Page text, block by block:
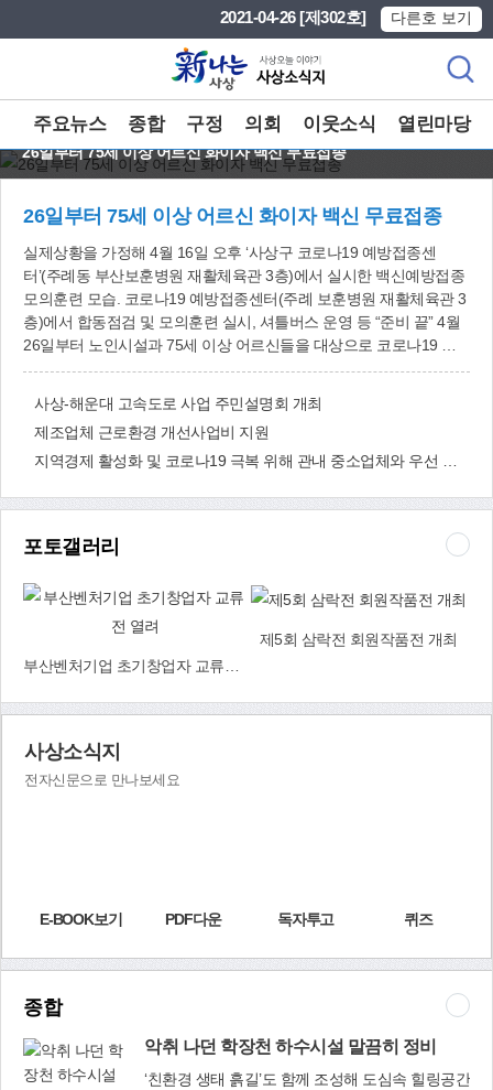
2021-04-26 [제302호] 다른호 보기
주요뉴스 종합 구정 의회 이웃소식 열린마당
26일부터 75세 이상 어르신 화이자 백신 무료접종
26일부터 75세 이상 어르신 화이자 백신 무료접종
실제상황을 가정해 4월 16일 오후 ‘사상구 코로나19 예방접종센
터’(주례동 부산보훈병원 재활체육관 3층)에서 실시한 백신예방접종
모의훈련 모습. 코로나19 예방접종센터(주례 보훈병원 재활체육관 3
층)에서 합동점검 및 모의훈련 실시, 셔틀버스 운영 등 “준비 끝” 4월
26일부터 노인시설과 75세 이상 어르신들을 대상으로 코로나19 백
신예방접종이 실시된다. 사상구는 부산 사상구 백양대로 420(주례
접종센터’에서 사전 동의한 노인시설 입소자와 75세 이상 어르신 등
1만800여명을 대상으로 코로나19 백신접종을 한다. 26일부터 8월까
지 월요일~금요일까지 매일 300~450명씩(백신 수급 사정에 따라 인
‘코로나19 예방접종센터’까지 왕복 운행하는 셔틀버스(25인승) 4~6
→예진표 작성/확인→예진·접종→접종 후 등록→이상반응 관찰(15분
상구는 4월 15일과 16일 이틀에 걸쳐 코로나19 예방접종센터에서 합
동점검 및 모의훈련을 실시했다. 한국전력공사, 한국전기안전공사,
제6339부대 5대대, 북부소방서, 사상경찰서 관계자로 구성된 ‘합동점
검반’은 이날 백신을 보관하는 초저온냉동고를 비롯해 자가발전시설,
모의훈련은 실제 예방접종 상황을 가정해 의사, 간호사, 모의접종 대
상자, 119 구급대원 등 50여명이 참가한 가운데 1시간 동안 진행됐
다. 특히 외부전문가 1명과 부산시 공무원 2명으로 이뤄진 ‘모의훈련
평가단’은 이날 발열체크부터 시작해 예진표 작성, 예진, 접종 과정 등
사상-해운대 고속도로 사업 주민설명회 개최
제조업체 근로환경 개선사업비 지원
지역경제 활성화 및 코로나19 극복 위해 관내 중소업체와 우선 수의계약
포토갤러리
부산벤처기업 초기창업자 교류전 열려
제5회 삼락전 회원작품전 개최
사상소식지
전자신문으로 만나보세요
E-BOOK보기 PDF다운 독자투고 퀴즈
종합
악취 나던 학장천 하수시설 말끔히 정비
‘친환경 생태 흙길’도 함께 조성해 도심속 힐링공간